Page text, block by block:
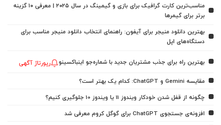
مناسب‌ترین کارت گرافیک برای بازی و گیمینگ در سال ۲۰۲۵ | معرفی ۱۰ گزینه
برتر برای گیمرها
بهترین دانلود منیجر برای آیفون: راهنمای انتخاب دانلود منیجر مناسب برای
دستگاه‌های اپل
بهترین راه برای جذب مشتریان جدید با شماره‌جو اینباکسینو رپورتاژ آگهی
مقایسه Gemini و ChatGPT: کدام یک بهتر است؟
چگونه از قفل شدن خودکار ویندوز 11 یا ویندوز 10 جلوگیری کنیم؟
افزونه‌ی جستجوی ChatGPT برای گوگل کروم معرفی شد